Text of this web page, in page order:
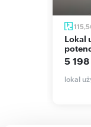
OfertaLokal użytkowy 115 m² - duży
5 198
lokal